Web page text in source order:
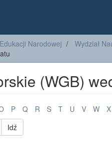
Narodowej Wydział
(WGB)
P Q R S T U V W X
Idź